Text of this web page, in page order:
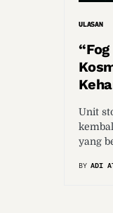
ULASAN
Unit
yang
BY ADI